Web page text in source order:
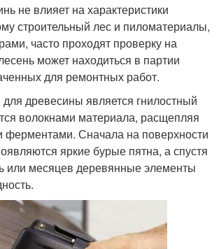
не влияет на характеристики
строительный лес и пиломатериалы,
часто проходят проверку на
может находиться в партии
для ремонтных работ.
древесины является гнилостный
волокнами материала, расщепляя
Сначала на поверхности
яркие бурые пятна, а спустя
или месяцев деревянные элементы